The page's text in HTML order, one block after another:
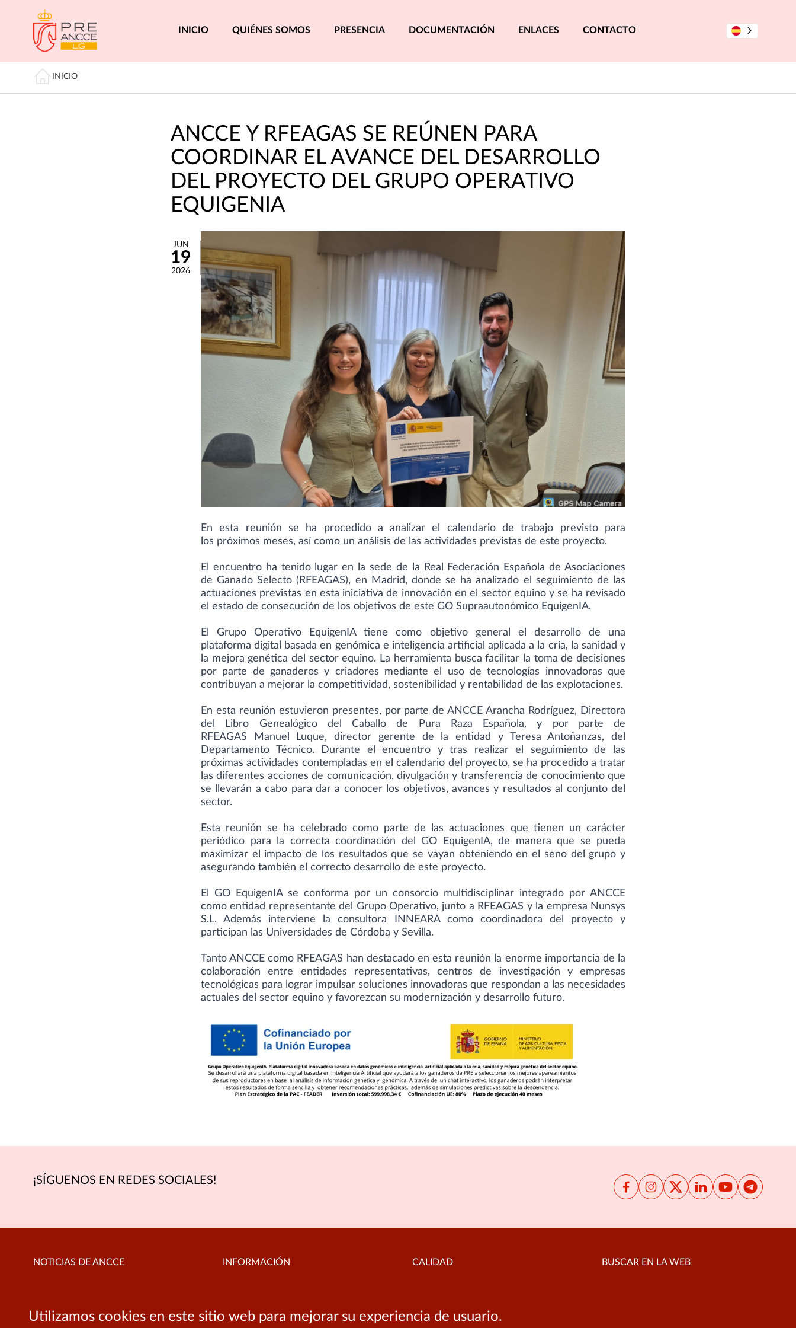
contenido
principal
Menú principal
INICIO QUIÉNES SOMOS PRESENCIA DOCUMENTACIÓN ENLACES CONTACTO
Miga de pan
INICIO
ANCCE Y RFEAGAS SE REÚNEN PARA
COORDINAR EL AVANCE DEL DESARROLLO
DEL PROYECTO DEL GRUPO OPERATIVO
EQUIGENIA
JUN
19
2026
En esta reunión se ha procedido a analizar el calendario de trabajo previsto para
los próximos meses, así como un análisis de las actividades previstas de este proyecto.
El encuentro ha tenido lugar en la sede de la Real Federación Española de Asociaciones
de Ganado Selecto (RFEAGAS), en Madrid, donde se ha analizado el seguimiento de las
actuaciones previstas en esta iniciativa de innovación en el sector equino y se ha revisado
el estado de consecución de los objetivos de este GO Supraautonómico EquigenIA.
El Grupo Operativo EquigenIA tiene como objetivo general el desarrollo de una
plataforma digital basada en genómica e inteligencia artificial aplicada a la cría, la sanidad y
la mejora genética del sector equino. La herramienta busca facilitar la toma de decisiones
por parte de ganaderos y criadores mediante el uso de tecnologías innovadoras que
contribuyan a mejorar la competitividad, sostenibilidad y rentabilidad de las explotaciones.
En esta reunión estuvieron presentes, por parte de ANCCE Arancha Rodríguez, Directora
del Libro Genealógico del Caballo de Pura Raza Española, y por parte de
RFEAGAS Manuel Luque, director gerente de la entidad y Teresa Antoñanzas, del
Departamento Técnico. Durante el encuentro y tras realizar el seguimiento de las
próximas actividades contempladas en el calendario del proyecto, se ha procedido a tratar
las diferentes acciones de comunicación, divulgación y transferencia de conocimiento que
se llevarán a cabo para dar a conocer los objetivos, avances y resultados al conjunto del
sector.
Esta reunión se ha celebrado como parte de las actuaciones que tienen un carácter
periódico para la correcta coordinación del GO EquigenIA, de manera que se pueda
maximizar el impacto de los resultados que se vayan obteniendo en el seno del grupo y
asegurando también el correcto desarrollo de este proyecto.
El GO EquigenIA se conforma por un consorcio multidisciplinar integrado por ANCCE
como entidad representante del Grupo Operativo, junto a RFEAGAS y la empresa Nunsys
S.L. Además interviene la consultora INNEARA como coordinadora del proyecto y
participan las Universidades de Córdoba y Sevilla.
Tanto ANCCE como RFEAGAS han destacado en esta reunión la enorme importancia de la
colaboración entre entidades representativas, centros de investigación y empresas
tecnológicas para lograr impulsar soluciones innovadoras que respondan a las necesidades
actuales del sector equino y favorezcan su modernización y desarrollo futuro.
¡SÍGUENOS EN REDES SOCIALES!
NOTICIAS DE ANCCE
Ir a la web de ANCCE
INFORMACIÓN
Política de privacidad
CALIDAD
Buzón de notificaciones
BUSCAR EN LA WEB
Utilizamos cookies en este sitio web para mejorar su experiencia de usuario.